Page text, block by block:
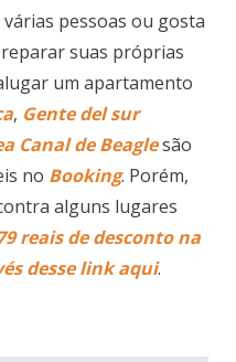
pessoas ou gosta
suas próprias
um apartamento
, Gente del sur
Canal de Beaglesão
no Booking. Porém,
alguns lugares
reais de desconto na
desse link aqui.